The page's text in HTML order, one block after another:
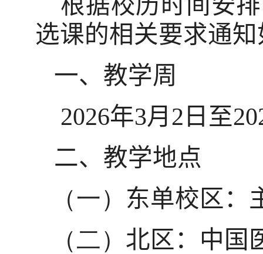
选课的相关要求通
一、教学周
2026年3月 2 日至
二、教学地点
（一） 东单校区：
（二） 北区：中国